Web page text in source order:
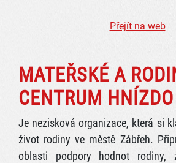
Přejít na web
MATEŘSKÉ A
CENTRUM HNÍZDO
Je nezisková organizace, která si
život rodiny ve městě Zábřeh.
oblasti podpory hodnot rodiny,